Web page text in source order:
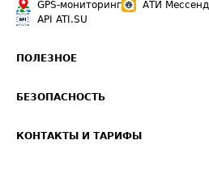
GPS-мониторинг
АТИ
API ATI.SU
ПОЛЕЗНОЕ
Звезды ATI.SU на вашем сайте
БЕЗОПАСНОСТЬ
КОНТАКТЫ И ТАРИФЫ